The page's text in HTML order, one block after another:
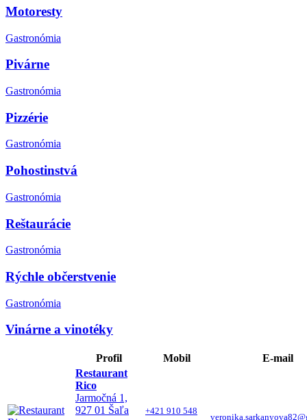
Motoresty
Gastronómia
Pivárne
Gastronómia
Pizzérie
Gastronómia
Pohostinstvá
Gastronómia
Reštaurácie
Gastronómia
Rýchle občerstvenie
Gastronómia
Vinárne a vinotéky
Profil Mobil
E-mail
Restaurant
Rico
Jarmočná 1,
927 01 Šaľa
+421 910 548